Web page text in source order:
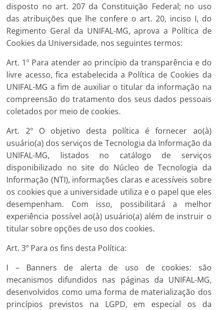
disposto no art. 207 da Constituição Federal; no uso
das atribuições que lhe confere o art. 20, inciso I, do
Regimento Geral da UNIFAL-MG, aprova a Política de
Cookies da Universidade, nos seguintes termos:
Art. 1º Para atender ao princípio da transparência e do
livre acesso, fica estabelecida a Política de Cookies da
UNIFAL-MG a fim de auxiliar o titular da informação na
compreensão do tratamento dos seus dados pessoais
coletados por meio de cookies.
Art. 2º O objetivo desta política é fornecer ao(à)
usuário(a) dos serviços de Tecnologia da Informação da
UNIFAL-MG, listados no catálogo de serviços
disponibilizado no site do Núcleo de Tecnologia da
Informação (NTI), informações claras e acessíveis sobre
os cookies que a universidade utiliza e o papel que eles
desempenham. Com isso, possibilitará a melhor
experiência possível ao(à) usuário(a) além de instruir o
titular sobre opções de uso dos cookies.
Art. 3º Para os fins desta Política:
I – Banners de alerta de uso de cookies: são
mecanismos difundidos nas páginas da UNIFAL-MG,
desenvolvidos como uma forma de materialização dos
princípios previstos na LGPD, em especial os da